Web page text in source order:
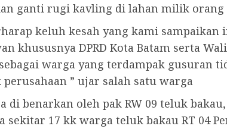
ganti rugi kavling di lahan milik orang
keluh kesah yang kami sampaikan
khususnya DPRD Kota Batam serta
warga yang terdampak gusuran
” ujar salah satu warga
di benarkan oleh pak RW 09 teluk
sekitar 17 kk warga teluk bakau RT 04